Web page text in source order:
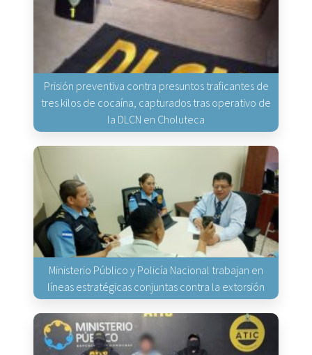
Prisión preventiva contra presuntos traficantes de
tres kilos de cocaína, capturados tras operativo de
la DLCN en Choluteca
Ministerio Público y Policía Nacional trabajan en
líneas estratégicas conjuntas contra la extorsión